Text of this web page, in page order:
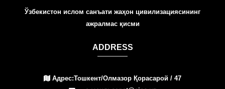
Ўзбекистон ислом санъати жаҳон цивилизациясининг
ажралмас қисми
ADDRESS
Адрес:Тошкент/Олмазор Қорасарой / 47